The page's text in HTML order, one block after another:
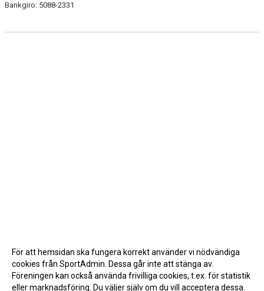
Bankgiro: 5088-2331
För att hemsidan ska fungera korrekt använder vi nödvändiga
cookies från SportAdmin. Dessa går inte att stänga av.
Föreningen kan också använda frivilliga cookies, t.ex. för statistik
eller marknadsföring. Du väljer själv om du vill acceptera dessa.